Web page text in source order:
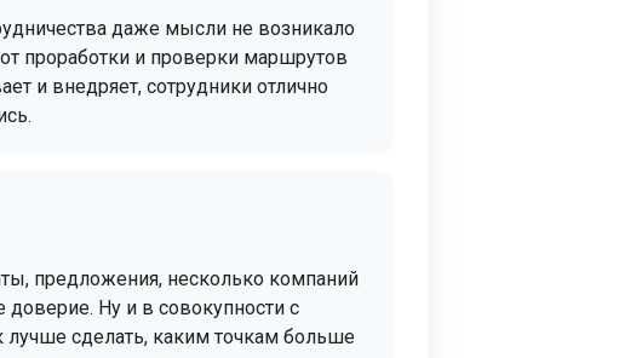
даже мысли не возникало
проработки и проверки маршрутов
и внедряет, сотрудники отлично
предложения, несколько компаний
Ну и в совокупности с
лучше сделать, каким точкам больше